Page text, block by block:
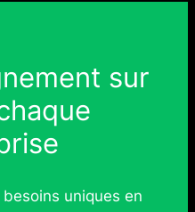
sur
uniques en